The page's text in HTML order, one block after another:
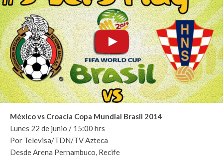
México vs Croacia Copa Mundial Brasil 2014
Lunes 22 de junio / 15:00 hrs
Por Televisa/TDN/TV Azteca
Desde Arena Pernambuco, Recife